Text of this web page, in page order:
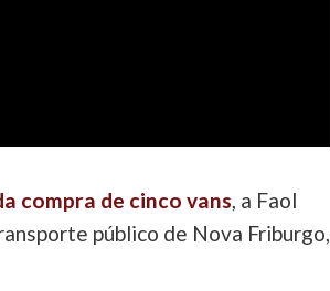
compra de cinco vans, a Faol
público de Nova Friburgo,